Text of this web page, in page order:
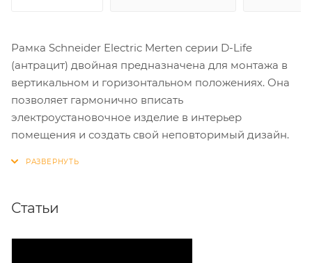
Рамка Schneider Electric Merten серии D-Life
(антрацит) двойная предназначена для монтажа в
вертикальном и горизонтальном положениях. Она
позволяет гармонично вписать
электроустановочное изделие в интерьер
помещения и создать свой неповторимый дизайн.
Статьи